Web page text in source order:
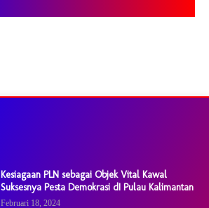
Kesiagaan PLN sebagai Objek Vital Kawal
Suksesnya Pesta Demokrasi dI Pulau Kalimantan
Februari 18, 2024